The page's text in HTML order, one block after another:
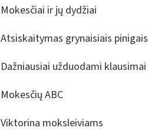
Mokesčiai ir jų dydžiai
Atsiskaitymas grynaisiais pinigais
Dažniausiai užduodami klausimai
Mokesčių ABC
Viktorina moksleiviams